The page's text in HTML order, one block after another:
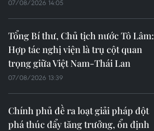
07/08/2026 14:05
Tổng Bí thư, Chủ tịch nước Tô Lâm:
Hợp tác nghị viện là trụ cột quan
trọng giữa Việt Nam-Thái Lan
07/08/2026 13:39
Chính phủ đề ra loạt giải pháp đột
phá thúc đẩy tăng trưởng, ổn định